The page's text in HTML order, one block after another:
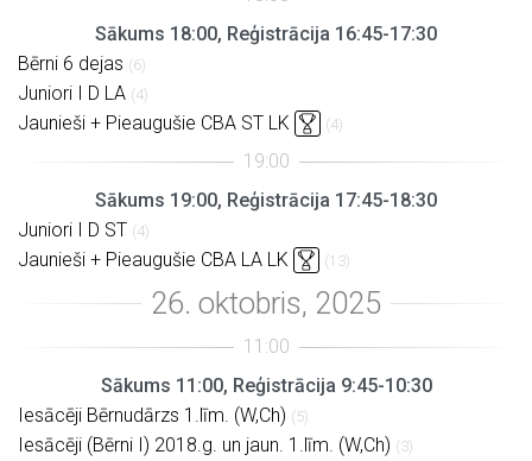
Sākums 18:00, Reģistrācija 16:45-17:30
Bērni 6 dejas (6)
Juniori I D LA (4)
Jaunieši + Pieaugušie CBA ST LK (4)
Sākums 19:00, Reģistrācija 17:45-18:30
Juniori I D ST (4)
Jaunieši + Pieaugušie CBA LA LK (13)
Sākums 11:00, Reģistrācija 9:45-10:30
Iesācēji Bērnudārzs 1.līm. (W,Ch) (5)
Iesācēji (Bērni I) 2018.g. un jaun. 1.līm. (W,Ch) (3)